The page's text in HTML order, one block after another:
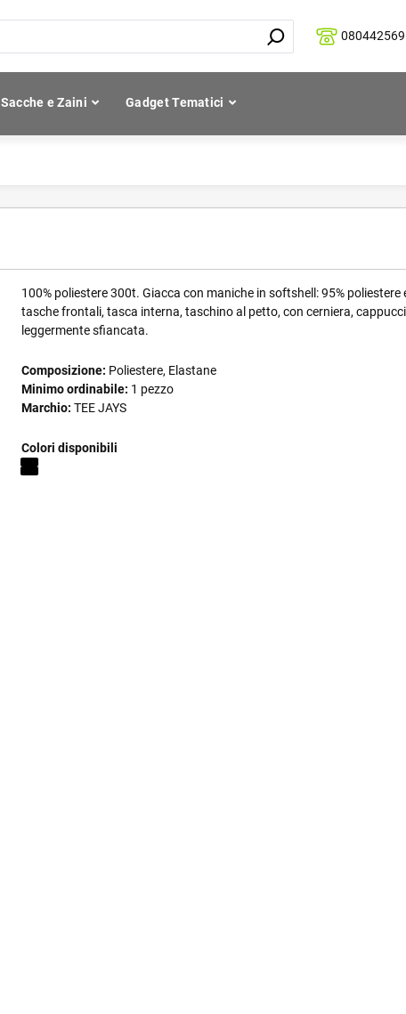
Sacche e Zaini Gadget Tematici
100% poliestere 300t. Giacca con maniche in softshell: 95% poliestere
tasche frontali, tasca interna, taschino al petto, con cerniera,
leggermente sfiancata.
Composizione: Poliestere, Elastane
Minimo ordinabile: 1 pezzo
Marchio: TEE JAYS
Colori disponibili